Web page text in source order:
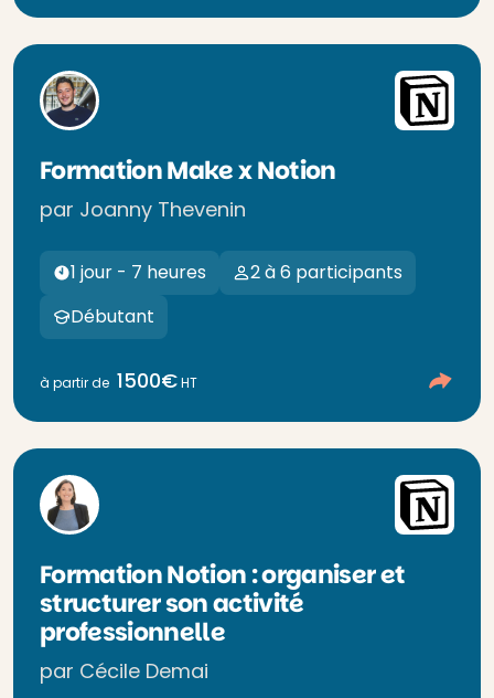
Formation Make x Notion
par Joanny Thevenin
1 jour - 7 heures
2 à 6 participants
Débutant
à partir de 1500€HT
Formation Notion : organiser et
structurer son activité
professionnelle
par Cécile Demai